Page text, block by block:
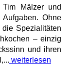
Tim Mälzer und
Ohne
Spezialitäten
– einzig
und ihren
weiterlesen